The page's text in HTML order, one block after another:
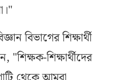
বিভাগের শিক্ষার্থী
শিক্ষার্থীদের